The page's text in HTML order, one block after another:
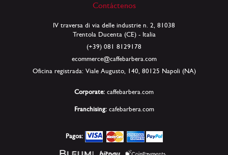
Contáctenos
IV traversa di via delle industrie n. 2, 81038
Trentola Ducenta (CE) - Italia
(+39) 081 8129178
ecommerce@caffebarbera.com
Oficina registrada: Viale Augusto, 140, 80125 Napoli (NA)
Corporate: caffebarbera.com
Franchising: cafebarbera.com
Pagos: